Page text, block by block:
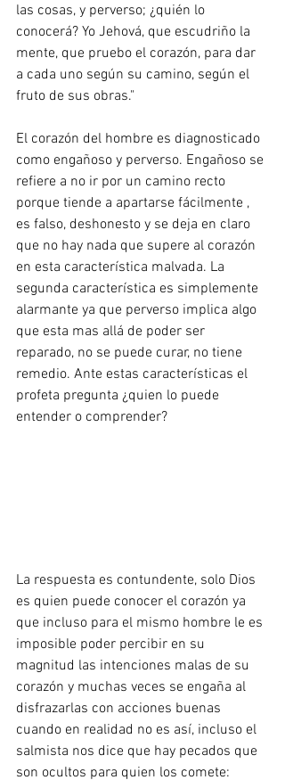
las cosas, y perverso; ¿quién lo
conocerá? Yo Jehová, que escudriño la
mente, que pruebo el corazón, para dar
a cada uno según su camino, según el
fruto de sus obras."
El corazón del hombre es diagnosticado
como engañoso y perverso. Engañoso se
refiere a no ir por un camino recto
porque tiende a apartarse fácilmente ,
es falso, deshonesto y se deja en claro
que no hay nada que supere al corazón
en esta característica malvada. La
segunda característica es simplemente
alarmante ya que perverso implica algo
que esta mas allá de poder ser
reparado, no se puede curar, no tiene
remedio. Ante estas características el
profeta pregunta ¿quien lo puede
entender o comprender?
La respuesta es contundente, solo Dios
es quien puede conocer el corazón ya
que incluso para el mismo hombre le es
imposible poder percibir en su
magnitud las intenciones malas de su
corazón y muchas veces se engaña al
disfrazarlas con acciones buenas
cuando en realidad no es así, incluso el
salmista nos dice que hay pecados que
son ocultos para quien los comete: